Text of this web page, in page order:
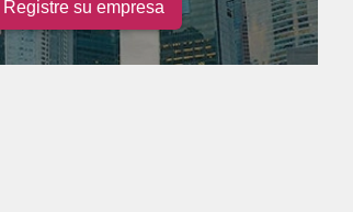
Registre su empresa